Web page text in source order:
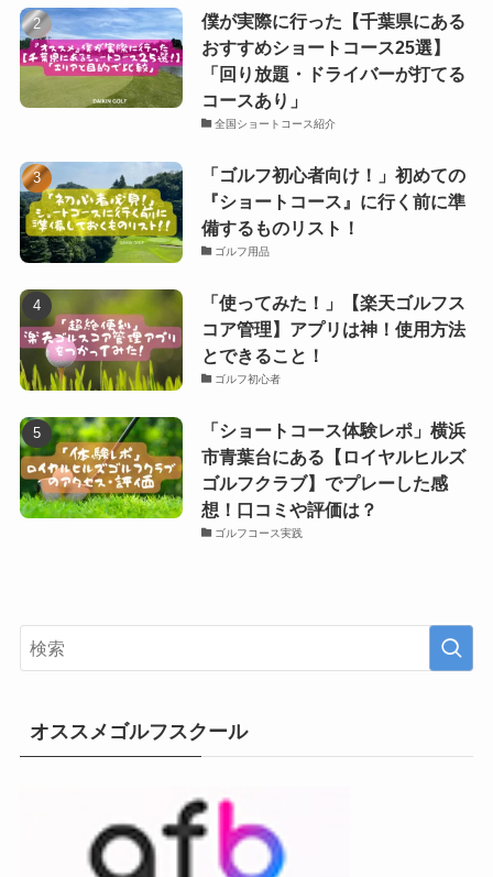
僕が実際に行った【千葉県にある
おすすめショートコース25選】
「回り放題・ドライバーが打てる
コースあり」
全国ショートコース紹介
「ゴルフ初心者向け！」初めての
『ショートコース』に行く前に準
備するものリスト！
ゴルフ用品
「使ってみた！」【楽天ゴルフス
コア管理】アプリは神！使用方法
とできること！
ゴルフ初心者
「ショートコース体験レポ」横浜
市青葉台にある【ロイヤルヒルズ
ゴルフクラブ】でプレーした感
想！口コミや評価は？
ゴルフコース実践
オススメゴルフスクール